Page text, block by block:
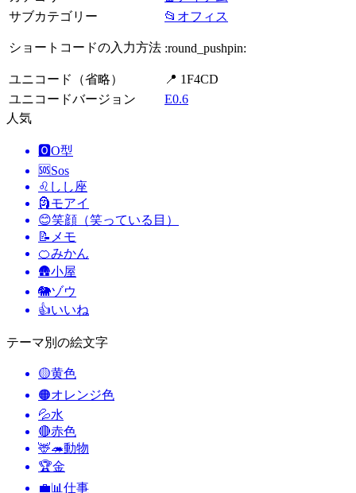
サブカテゴリー
📂オフィス
ショートコードの入力方法 :round_pushpin:
ユニコード（省略）
📍 1F4CD
ユニコードバージョン
E0.6
人気
🅾️O型
🆘Sos
♌ しし座
🗿モアイ
😊笑顔（笑っている目）
📝 メモ
🍊みかん
🛖小屋
🐘ゾウ
👍いいね
テーマ別の絵文字
🟡黄色
🟠オレンジ色
💦水
🔴赤色
🦌🦔動物
🏆金
💼📊 仕事